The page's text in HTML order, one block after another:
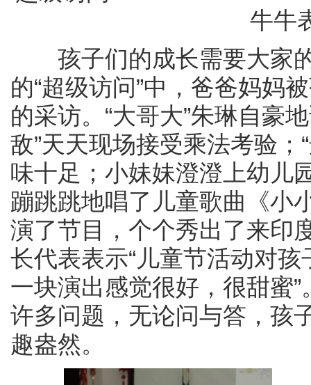
牛牛
孩子们的成长需要大家的
的“超级访问”中，爸爸妈妈
的采访。“大哥大”朱琳自豪
敌”天天现场接受乘法考验
味十足；小妹妹澄澄上幼儿
蹦跳跳地唱了儿童歌曲《小
演了节目，个个秀出了来印
长代表表示“儿童节活动对
一块演出感觉很好，很甜蜜
许多问题，无论问与答，孩
趣盎然。